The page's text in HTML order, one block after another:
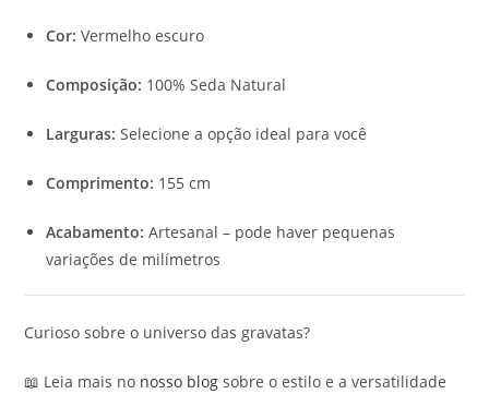
Cor: Vermelho escuro
Composição: 100% Seda Natural
Larguras: Selecione a opção ideal para você
Comprimento: 155 cm
Acabamento: Artesanal – pode haver pequenas
variações de milímetros
Curioso sobre o universo das gravatas?
📖 Leia mais no nosso blog sobre o estilo e a versatilidade